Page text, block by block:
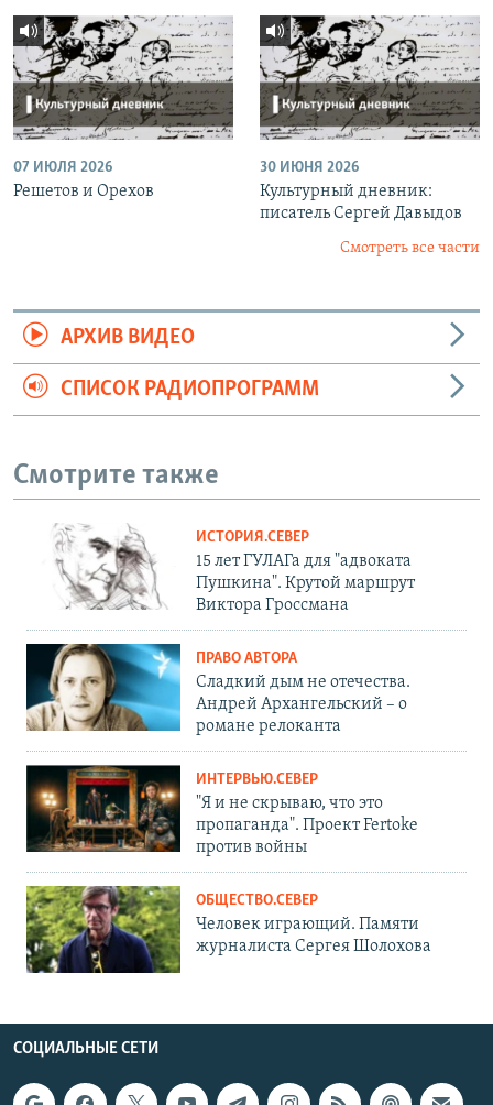
07 ИЮЛЯ 2026
Решетов и Орехов
30 ИЮНЯ 2026
Культурный дневник:
писатель Сергей Давыдов
Смотреть все части
АРХИВ ВИДЕО
СПИСОК РАДИОПРОГРАММ
Смотрите также
ИСТОРИЯ.СЕВЕР
15 лет ГУЛАГа для "адвоката
Пушкина". Крутой маршрут
Виктора Гроссмана
ПРАВО АВТОРА
Сладкий дым не отечества.
Андрей Архангельский – о
романе релоканта
ИНТЕРВЬЮ.СЕВЕР
"Я и не скрываю, что это
пропаганда". Проект Fertoke
против войны
ОБЩЕСТВО.СЕВЕР
Человек играющий. Памяти
журналиста Сергея Шолохова
СОЦИАЛЬНЫЕ СЕТИ